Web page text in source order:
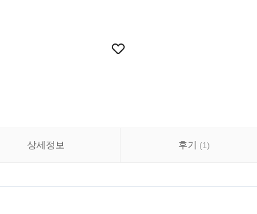
상세정보 후기 (1)